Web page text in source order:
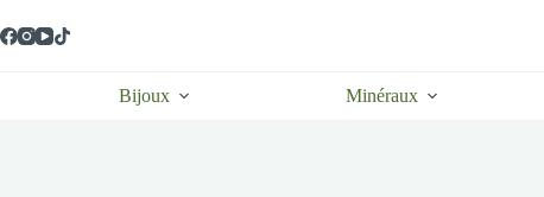
au
contenu
Bijoux
Minéraux